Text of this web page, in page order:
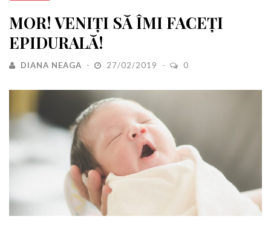
MOR! VENIȚI SĂ ÎMI FACEȚI
EPIDURALĂ!
DIANA NEAGA 27/02/2019 0